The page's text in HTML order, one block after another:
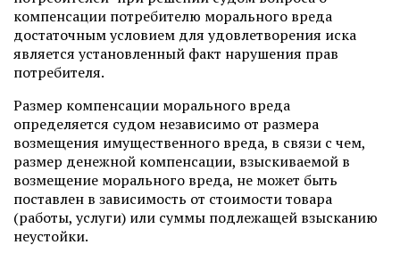
компенсации потребителю морального вреда
достаточным условием для удовлетворения иска
является установленный факт нарушения прав
потребителя.
Размер компенсации морального вреда
определяется судом независимо от размера
возмещения имущественного вреда, в связи с чем,
размер денежной компенсации, взыскиваемой в
возмещение морального вреда, не может быть
поставлен в зависимость от стоимости товара
(работы, услуги) или суммы подлежащей взысканию
неустойки.